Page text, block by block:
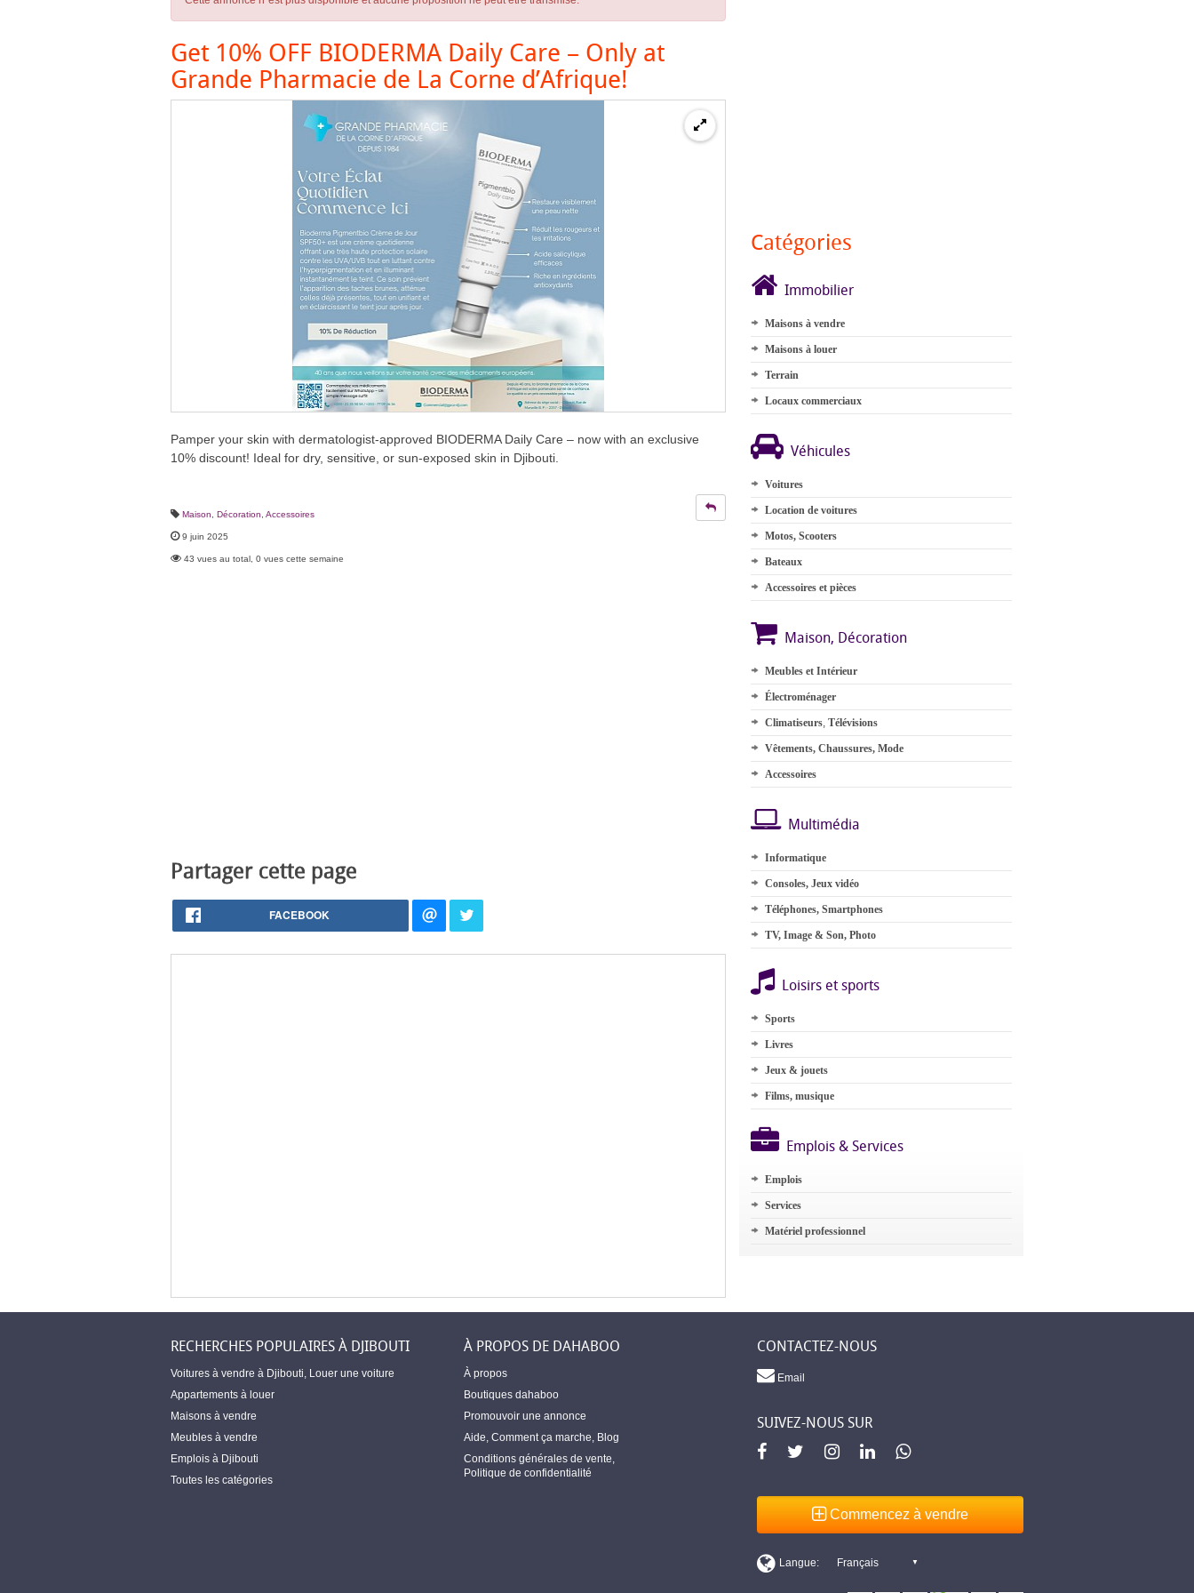
Get 10% OFF BIODERMA Daily Care – Only at
Grande Pharmacie de La Corne d’Afrique!
Pamper your skin with dermatologist-approved BIODERMA Daily Care – now with an exclusive
10% discount! Ideal for dry, sensitive, or sun-exposed skin in Djibouti.
Maison, Décoration Accessoires
9 juin 2025
43 vues au total, 0 vues cette semaine
Partager cette page
FACEBOOK
Catégories
Immobilier
Maisons à vendre
Maisons à louer
Terrain
Locaux commerciaux
Véhicules
Voitures
Location de voitures
Motos, Scooters
Bateaux
Accessoires et pièces
Maison, Décoration
Meubles et Intérieur
Électroménager
Climatiseurs, Télévisions
Vêtements, Chaussures, Mode
Accessoires
Multimédia
Informatique
Consoles, Jeux vidéo
Téléphones, Smartphones
TV, Image & Son, Photo
Loisirs et sports
Sports
Livres
Jeux & jouets
Films, musique
Emplois & Services
Emplois
Services
Matériel professionnel
RECHERCHES POPULAIRES À DJIBOUTI
Voitures à vendre à Djibouti Louer une voiture
Appartements à louer
Maisons à vendre
Meubles à vendre
Emplois à Djibouti
Toutes les catégories
À PROPOS DE DAHABOO
À propos
Boutiques dahaboo
Promouvoir une annonce
Aide Comment ça marche Blog
Conditions générales de vente
Politique de confidentialité
CONTACTEZ-NOUS
Email
SUIVEZ-NOUS SUR
Commencez à vendre